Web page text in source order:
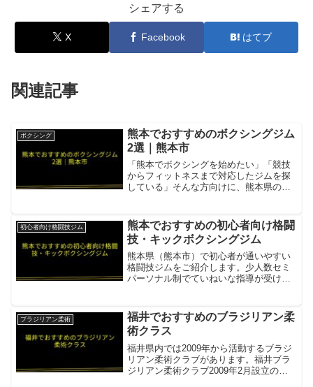
シェアする
X Facebook はてブ
関連記事
ボクシング
熊本でおすすめのボクシングジム
2選｜熊本市
「熊本でボクシングを始めたい」「競技
からフィットネスまで対応したジムを探
している」そんな方向けに、熊本県のボ
ンピオン福原辰弥が「ボクシングの面白
さを伝えた...
初心者向け格闘技ジム
熊本でおすすめの初心者向け格闘
技・キックボクシングジム
熊本県（熊本市）で初心者が通いやすい
格闘技ジムをご紹介します。少人数セミ
パーソナル制でていねいな指導が受けら
ミパーソナル。女性・初心者9割以上の安
心環境項...
ブラジリアン柔術
福井でおすすめのブラジリアン柔
術クラス
福井県内では2009年から活動するブラジ
リアン柔術クラブがあります。福井ブラ
ジリアン柔術クラブ2009年2月設立の老